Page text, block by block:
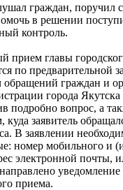
граждан, поручил
в решении
контроль.
главы
по предварительной
обращений граждан и
города Якутска
подробно вопрос, а
заявитель
В заявлении
номер мобильного и
электронной почты,
приема.